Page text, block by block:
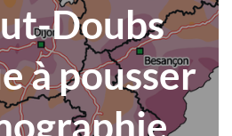
Doubs
à pousser